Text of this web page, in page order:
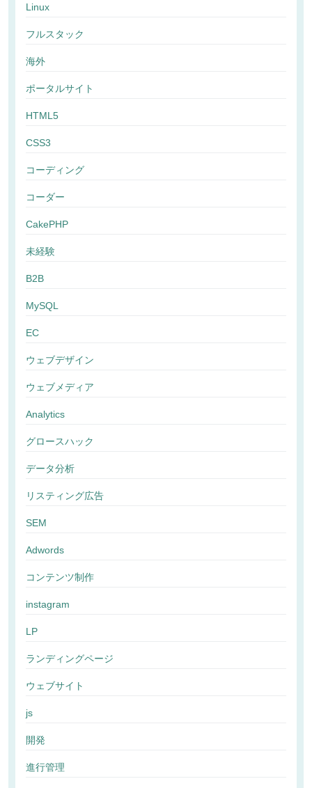
Linux
フルスタック
海外
ポータルサイト
HTML5
CSS3
コーディング
コーダー
CakePHP
未経験
B2B
MySQL
EC
ウェブデザイン
ウェブメディア
Analytics
グロースハック
データ分析
リスティング広告
SEM
Adwords
コンテンツ制作
instagram
LP
ランディングページ
ウェブサイト
js
開発
進行管理